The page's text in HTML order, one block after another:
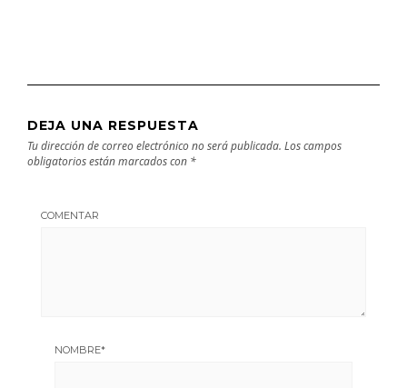
DEJA UNA RESPUESTA
Tu dirección de correo electrónico no será publicada. Los campos
obligatorios están marcados con *
COMENTAR
NOMBRE*